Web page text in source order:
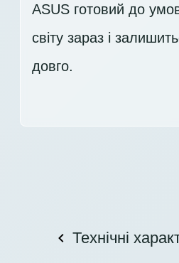
ASUS готовий до
світу зараз і
довго.
Технічні